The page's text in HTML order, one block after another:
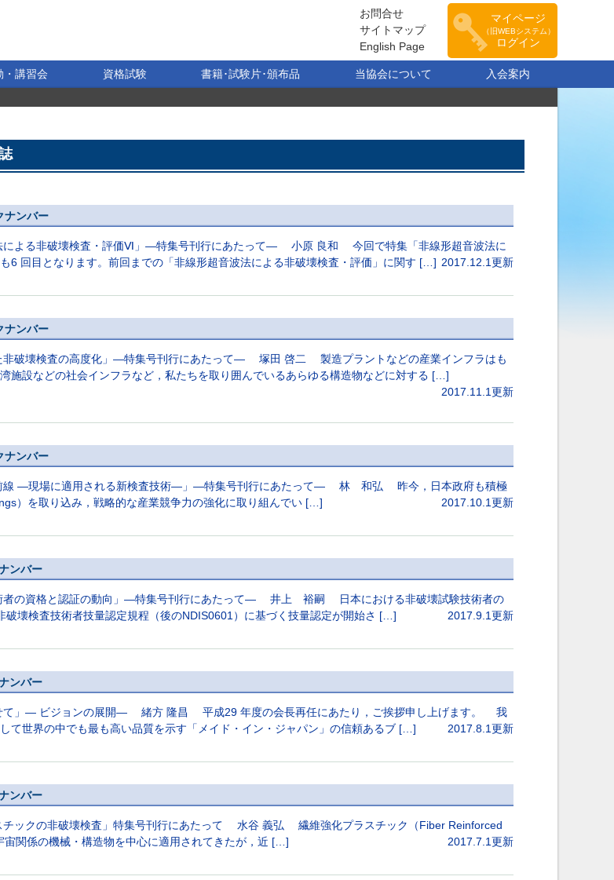
お問合せ
サイトマップ
English Page
マイページ
（旧WEBシステム）
ログイン
・講習会 資格試験 書籍･試験片･頒布品 当協会について 入会案内
ナンバー
による非破壊検査・評価Ⅵ」―特集号刊行にあたって― 小原 良和 今回で特集「非線形超音波法に
6 回目となります。前回までの「非線形超音波法による非破壊検査・評価」に関す […] 2017.12.1更新
ナンバー
非破壊検査の高度化」―特集号刊行にあたって― 塚田 啓二 製造プラントなどの産業インフラはも
施設などの社会インフラなど，私たちを取り囲んでいるあらゆる構造物などに対する […]
2017.11.1更新
ナンバー
線 ―現場に適用される新検査技術―」―特集号刊行にあたって― 林 和弘 昨今，日本政府も積極
）を取り込み，戦略的な産業競争力の強化に取り組んでい […]
2017.10.1更新
ンバー
者の資格と認証の動向」―特集号刊行にあたって― 井上 裕嗣 日本における非破壊試験技術者の
破壊検査技術者技量認定規程（後のNDIS0601）に基づく技量認定が開始さ […]
2017.9.1更新
ンバー
て」― ビジョンの展開― 緒方 隆昌 平成29 年度の会長再任にあたり，ご挨拶申し上げます。 我
て世界の中でも最も高い品質を示す「メイド・イン・ジャパン」の信頼あるブ […]
2017.8.1更新
ンバー
チックの非破壊検査」特集号刊行にあたって 水谷 義弘 繊維強化プラスチック（Fiber Reinforced
宙関係の機械・構造物を中心に適用されてきたが，近 […]
2017.7.1更新